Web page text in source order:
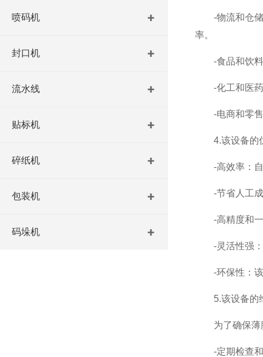
喷码机
封口机
流水线
贴标机
碎纸机
包装机
码垛机
-物流和仓储
率。
-食品和饮料
-化工和医药
-电商和零售
4.该设备的
-高效率：自
-节省人工成
-高精度和一
-灵活性强：
-环保性：该
5.该设备的
为了确保薄膜
-定期检查和